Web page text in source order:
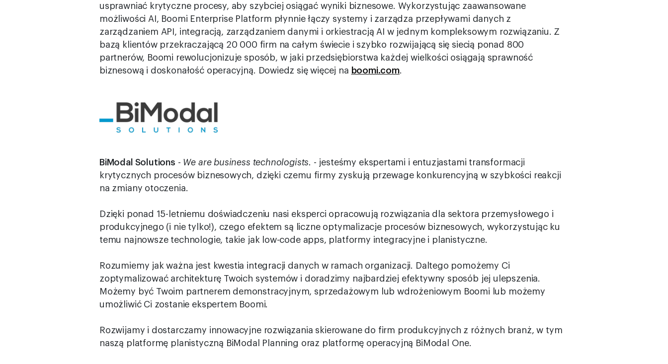
usprawniać krytyczne procesy, aby szybciej osiągać wyniki biznesowe. Wykorzystując zaawansowane
możliwości AI, Boomi Enterprise Platform płynnie łączy systemy i zarządza przepływami danych z
zarządzaniem API, integracją, zarządzaniem danymi i orkiestracją AI w jednym kompleksowym rozwiązaniu. Z
bazą klientów przekraczającą 20 000 firm na całym świecie i szybko rozwijającą się siecią ponad 800
partnerów, Boomi rewolucjonizuje sposób, w jaki przedsiębiorstwa każdej wielkości osiągają sprawność
biznesową i doskonałość operacyjną. Dowiedz się więcej na boomi.com.
BiModal Solutions - We are business technologists. - jesteśmy ekspertami i entuzjastami transformacji
krytycznych procesów biznesowych, dzięki czemu firmy zyskują przewage konkurencyjną w szybkości reakcji
na zmiany otoczenia.
Dzięki ponad 15-letniemu doświadczeniu nasi eksperci opracowują rozwiązania dla sektora przemysłowego i
produkcyjnego (i nie tylko!), czego efektem są liczne optymalizacje procesów biznesowych, wykorzystując ku
temu najnowsze technologie, takie jak low-code apps, platformy integracyjne i planistyczne.
Rozumiemy jak ważna jest kwestia integracji danych w ramach organizacji. Daltego pomożemy Ci
zoptymalizować architekturę Twoich systemów i doradzimy najbardziej efektywny sposób jej ulepszenia.
Możemy być Twoim partnerem demonstracyjnym, sprzedażowym lub wdrożeniowym Boomi lub możemy
umożliwić Ci zostanie ekspertem Boomi.
Rozwijamy i dostarczamy innowacyjne rozwiązania skierowane do firm produkcyjnych z różnych branż, w tym
naszą platformę planistyczną BiModal Planning oraz platformę operacyjną BiModal One.